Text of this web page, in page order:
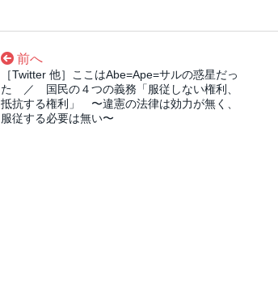
前へ
［Twitter 他］ここはAbe=Ape=サルの惑星だっ
た ／ 国民の４つの義務「服従しない権利、
抵抗する権利」 〜違憲の法律は効力が無く、
服従する必要は無い〜